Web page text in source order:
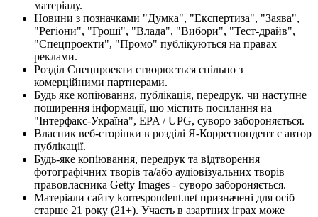
матеріалу.
Новини з позначками "Думка", "Експертиза", "Заява",
"Регіони", "Гроші", "Влада", "Вибори", "Тест-драйв",
"Спецпроекти", "Промо" публікуються на правах
реклами.
Розділ Спецпроекти створюється спільно з
комерційними партнерами.
Будь яке копіювання, публікація, передрук, чи наступне
поширення інформації, що містить посилання на
"Інтерфакс-Україна", EPA / UPG, суворо забороняється.
Власник веб-сторінки в розділі Я-Корреспондент є автор
публікації.
Будь-яке копіювання, передрук та відтворення
фотографічних творів та/або аудіовізуальних творів
правовласника Getty Images - суворо забороняється.
Матеріали сайту korrespondent.net призначені для осіб
старше 21 року (21+). Участь в азартних іграх може